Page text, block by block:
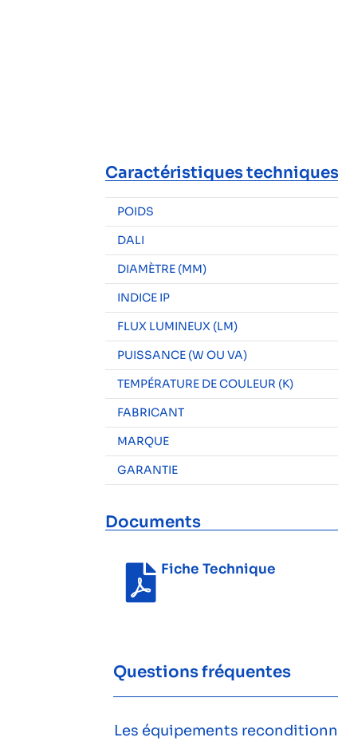
Caractéristiques
POIDS
DALI
DIAMÈTRE (MM)
INDICE IP
FLUX LUMINEUX (LM)
PUISSANCE (W OU VA)
TEMPÉRATURE DE COULEUR (K)
FABRICANT
MARQUE
GARANTIE
Documents
Fiche Technique
Questions fréquentes
Les équipements